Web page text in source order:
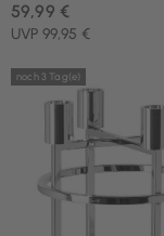
UVP 99,95 €
59,99 €
noch 3 Tag(e)